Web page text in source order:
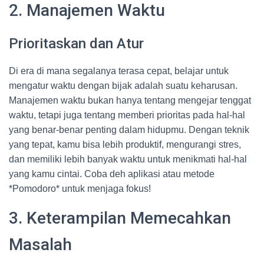
2. Manajemen Waktu
Prioritaskan dan Atur
Di era di mana segalanya terasa cepat, belajar untuk
mengatur waktu dengan bijak adalah suatu keharusan.
Manajemen waktu bukan hanya tentang mengejar tenggat
waktu, tetapi juga tentang memberi prioritas pada hal-hal
yang benar-benar penting dalam hidupmu. Dengan teknik
yang tepat, kamu bisa lebih produktif, mengurangi stres,
dan memiliki lebih banyak waktu untuk menikmati hal-hal
yang kamu cintai. Coba deh aplikasi atau metode
*Pomodoro* untuk menjaga fokus!
3. Keterampilan Memecahkan
Masalah